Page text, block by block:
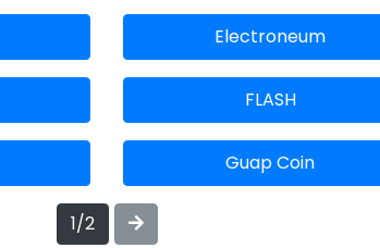
Electroneum
FLASH
Guap Coin
1/2